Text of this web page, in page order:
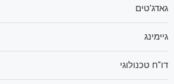
גאדג'טים
גיימינג
דו"ח טכנולוגי